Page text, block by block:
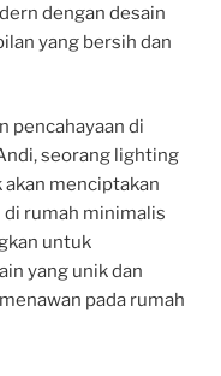
dengan desain
yang bersih dan
pencahayaan di
seorang lighting
akan menciptakan
di rumah minimalis
untuk
yang unik dan
pada rumah